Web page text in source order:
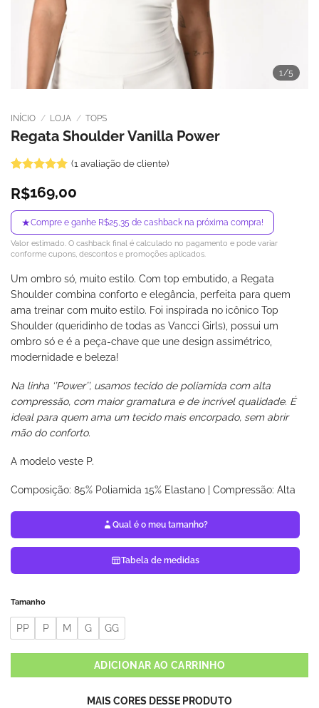
1 /5
INÍCIO / LOJA / TOPS
Regata Shoulder Vanilla Power
como5de
5, com
baseado em
avaliação
de cliente
(1avaliação de cliente)
R$169,00
★Compre e ganhe R$25,35 de cashback na próxima compra!
Valor estimado. O cashback final é calculado no pagamento e pode variar
conforme cupons, descontos e promoções aplicados.
Um ombro só, muito estilo. Com top embutido, a Regata
Shoulder combina conforto e elegância, perfeita para quem
ama treinar com muito estilo. Foi inspirada no icônico Top
Shoulder (queridinho de todas as Vancci Girls), possui um
ombro só e é a peça-chave que une design assimétrico,
modernidade e beleza!
Na linha ‘’Power’’, usamos tecido de poliamida com alta
compressão, com maior gramatura e de incrível qualidade. É
ideal para quem ama um tecido mais encorpado, sem abrir
mão do conforto.
A modelo veste P.
Composição: 85% Poliamida 15% Elastano | Compressão: Alta
Qual é o meu tamanho?
Tabela de medidas
Tamanho
PP P M G GG
ADICIONAR AO CARRINHO
MAIS CORES DESSE PRODUTO